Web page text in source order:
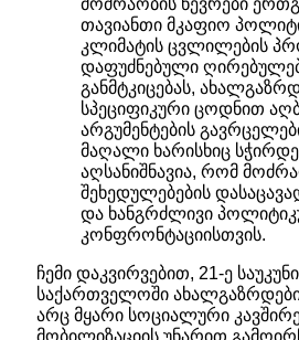
თავიანთი მკაფიო
კლიმატის ცვლილების
დაფუძნებული
განმტკიცებას,
სპეციფიკური ცოდნით
არგუმენტების
მაღალი ხარისხიც
აღსანიშნავია, რომ
შეხედულებების
და ხანგრძლივი
კონფრონტაციისთვის.
ჩემი დაკვირვებით, 21-ე
საქართველოში
არც მყარი სოციალური
მობილიზაციის უნარით